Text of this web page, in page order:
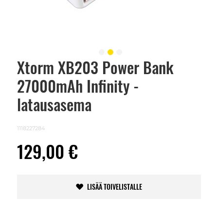
Xtorm XB203 Power Bank
27000mAh Infinity -
latausasema
1118227284
129,00 €
LISÄÄ TOIVELISTALLE
Skip
beginning
images